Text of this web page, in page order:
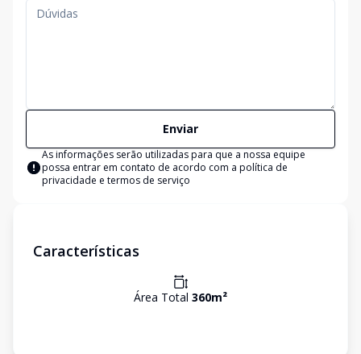
Enviar
As informações serão utilizadas para que a nossa equipe
possa entrar em contato de acordo com a política de
privacidade e termos de serviço
Características
Área Total 360m²